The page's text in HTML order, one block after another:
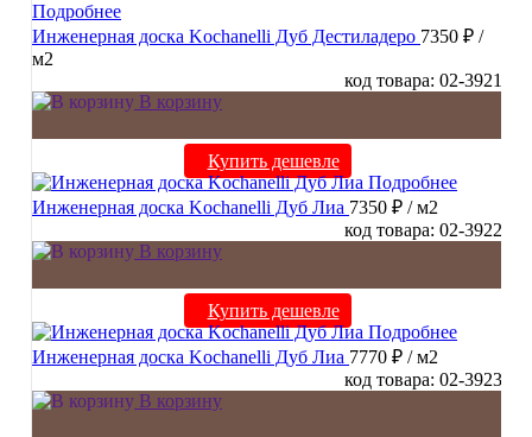
Подробнее
Инженерная доска Kochanelli Дуб Дестиладеро 7350 ₽ /
м2
код товара: 02-3921
В корзину
Купить дешевле
Подробнее
Инженерная доска Kochanelli Дуб Лиа 7350 ₽ / м2
код товара: 02-3922
В корзину
Купить дешевле
Подробнее
Инженерная доска Kochanelli Дуб Лиа 7770 ₽ / м2
код товара: 02-3923
В корзину